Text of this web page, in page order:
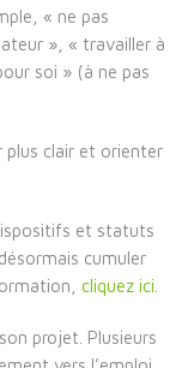
« ne pas
», « travailler à
soi » (à ne pas
plus clair et orienter
et statuts
cumuler
cliquez ici.
projet. Plusieurs